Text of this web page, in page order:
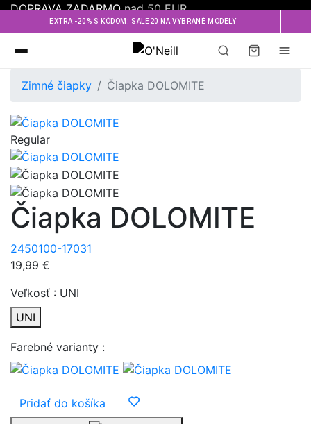
DOPRAVA ZADARMOnad 50 EUR
EXTRA -20% S KÓDOM: SALE20 NA VYBRANÉ MODELY
Oneill
Zimné čiapky Čiapka DOLOMITE
Regular
Čiapka DOLOMITE
2450100-17031
19,99 €
Veľkosť : UNI
UNI
Farebné varianty :
Pridať do košíka